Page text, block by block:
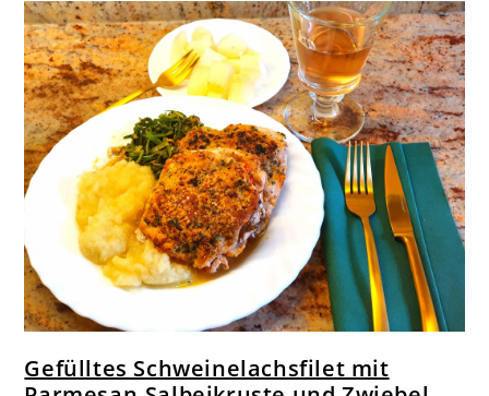
Gefülltes Schweinelachsfilet mit